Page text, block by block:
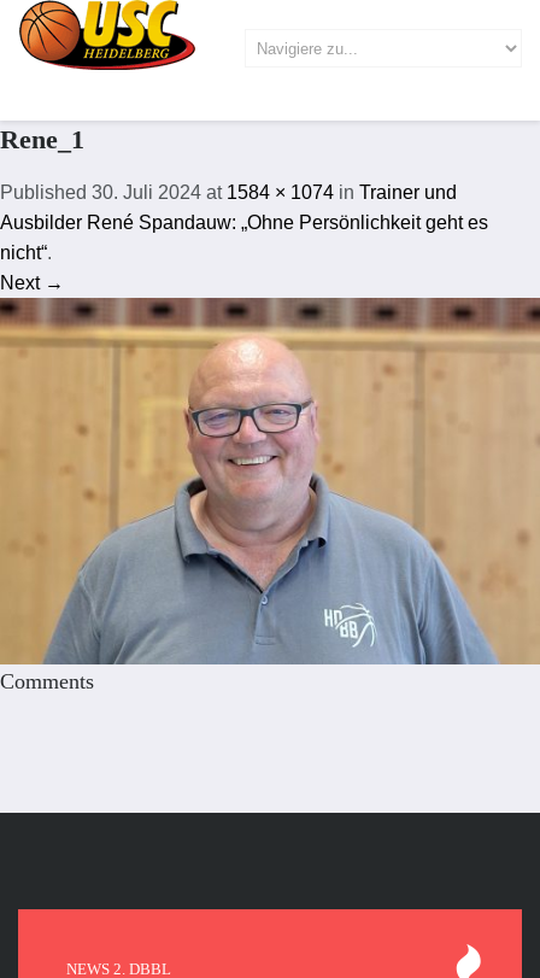
Rene_1
Published 30. Juli 2024 at 1584 × 1074 in Trainer und
Ausbilder René Spandauw: „Ohne Persönlichkeit geht es
nicht“.
Next →
Comments
NEWS 2. DBBL